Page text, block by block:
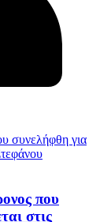
που
στις